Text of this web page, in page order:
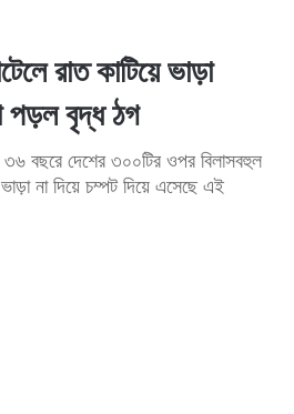
রাত কাটিয়ে ভাড়া
পড়ল বৃদ্ধ ঠগ
বছরে দেশের ৩০০টির ওপর বিলাসবহুল
না দিয়ে চম্পট দিয়ে এসেছে এই